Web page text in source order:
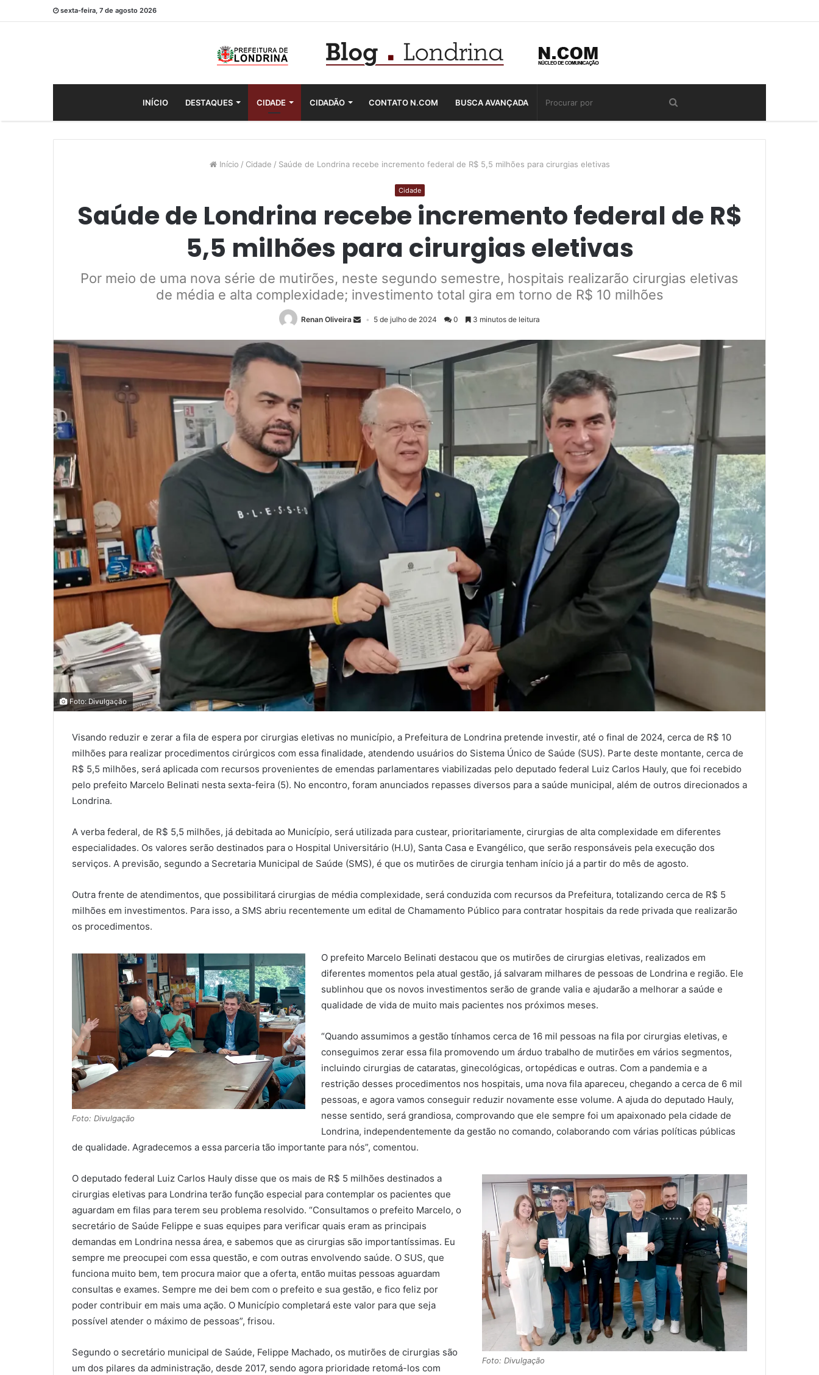
sexta-feira, 7 de agosto 2026
INÍCIO DESTAQUES CIDADE CIDADÃO CONTATO N.COM BUSCA AVANÇADA
Início / Cidade / Saúde de Londrina recebe incremento federal de R$ 5,5 milhões para cirurgias eletivas
Cidade
Saúde de Londrina recebe incremento federal de R$
5,5 milhões para cirurgias eletivas
Por meio de uma nova série de mutirões, neste segundo semestre, hospitais realizarão cirurgias eletivas
de média e alta complexidade; investimento total gira em torno de R$ 10 milhões
Renan Oliveira 5 de julho de 2024 0 3 minutos de leitura
Foto: Divulgação
Visando reduzir e zerar a fila de espera por cirurgias eletivas no município, a Prefeitura de Londrina pretende investir, até o final de 2024, cerca de R$ 10
milhões para realizar procedimentos cirúrgicos com essa finalidade, atendendo usuários do Sistema Único de Saúde (SUS). Parte deste montante, cerca de
R$ 5,5 milhões, será aplicada com recursos provenientes de emendas parlamentares viabilizadas pelo deputado federal Luiz Carlos Hauly, que foi recebido
pelo prefeito Marcelo Belinati nesta sexta-feira (5). No encontro, foram anunciados repasses diversos para a saúde municipal, além de outros direcionados a
Londrina.
A verba federal, de R$ 5,5 milhões, já debitada ao Município, será utilizada para custear, prioritariamente, cirurgias de alta complexidade em diferentes
especialidades. Os valores serão destinados para o Hospital Universitário (H.U), Santa Casa e Evangélico, que serão responsáveis pela execução dos
serviços. A previsão, segundo a Secretaria Municipal de Saúde (SMS), é que os mutirões de cirurgia tenham início já a partir do mês de agosto.
Outra frente de atendimentos, que possibilitará cirurgias de média complexidade, será conduzida com recursos da Prefeitura, totalizando cerca de R$ 5
milhões em investimentos. Para isso, a SMS abriu recentemente um edital de Chamamento Público para contratar hospitais da rede privada que realizarão
os procedimentos.
Foto: Divulgação
O prefeito Marcelo Belinati destacou que os mutirões de cirurgias eletivas, realizados em
diferentes momentos pela atual gestão, já salvaram milhares de pessoas de Londrina e região. Ele
sublinhou que os novos investimentos serão de grande valia e ajudarão a melhorar a saúde e
qualidade de vida de muito mais pacientes nos próximos meses.
“Quando assumimos a gestão tínhamos cerca de 16 mil pessoas na fila por cirurgias eletivas, e
conseguimos zerar essa fila promovendo um árduo trabalho de mutirões em vários segmentos,
incluindo cirurgias de cataratas, ginecológicas, ortopédicas e outras. Com a pandemia e a
restrição desses procedimentos nos hospitais, uma nova fila apareceu, chegando a cerca de 6 mil
pessoas, e agora vamos conseguir reduzir novamente esse volume. A ajuda do deputado Hauly,
nesse sentido, será grandiosa, comprovando que ele sempre foi um apaixonado pela cidade de
Londrina, independentemente da gestão no comando, colaborando com várias políticas públicas
de qualidade. Agradecemos a essa parceria tão importante para nós”, comentou.
Foto: Divulgação
O deputado federal Luiz Carlos Hauly disse que os mais de R$ 5 milhões destinados a
cirurgias eletivas para Londrina terão função especial para contemplar os pacientes que
aguardam em filas para terem seu problema resolvido. “Consultamos o prefeito Marcelo, o
secretário de Saúde Felippe e suas equipes para verificar quais eram as principais
demandas em Londrina nessa área, e sabemos que as cirurgias são importantíssimas. Eu
sempre me preocupei com essa questão, e com outras envolvendo saúde. O SUS, que
funciona muito bem, tem procura maior que a oferta, então muitas pessoas aguardam
consultas e exames. Sempre me dei bem com o prefeito e sua gestão, e fico feliz por
poder contribuir em mais uma ação. O Município completará este valor para que seja
possível atender o máximo de pessoas”, frisou.
Segundo o secretário municipal de Saúde, Felippe Machado, os mutirões de cirurgias são
um dos pilares da administração, desde 2017, sendo agora prioridade retomá-los com
COMPARTILHAMENTOS